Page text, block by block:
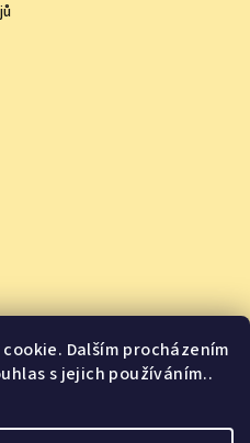
Dalším procházením
s jejich používáním..